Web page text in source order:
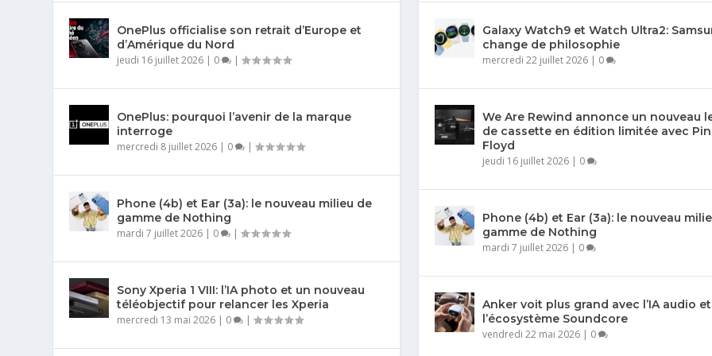
OnePlus officialise son retrait d’Europe et
d’Amérique du Nord
jeudi 16 juillet 2026 | 0 |
OnePlus: pourquoi l’avenir de la marque
interroge
mercredi 8 juillet 2026 | 0 |
Phone (4b) et Ear (3a): le nouveau milieu de
gamme de Nothing
mardi 7 juillet 2026 | 0 |
Sony Xperia 1 VIII: l’IA photo et un nouveau
téléobjectif pour relancer les Xperia
mercredi 13 mai 2026 | 0 |
Galaxy Watch9 et Watch Ultra2:
change de philosophie
mercredi 22 juillet 2026| 0
We Are Rewind annonce un nouveau
de cassette en édition limitée avec
Floyd
jeudi 16 juillet 2026| 0
Phone (4b) et Ear (3a): le nouveau
gamme de Nothing
mardi 7 juillet 2026| 0
Anker voit plus grand avec l’IA audio et
l’écosystème Soundcore
vendredi 22 mai 2026| 0